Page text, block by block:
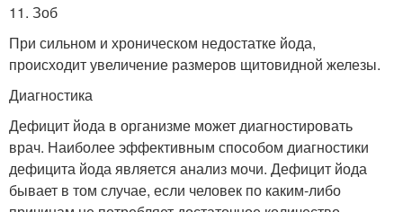
11. Зоб
При сильном и хроническом недостатке йода,
происходит увеличение размеров щитовидной железы.
Диагностика
Дефицит йода в организме может диагностировать
врач. Наиболее эффективным способом диагностики
дефицита йода является анализ мочи. Дефицит йода
бывает в том случае, если человек по каким-либо